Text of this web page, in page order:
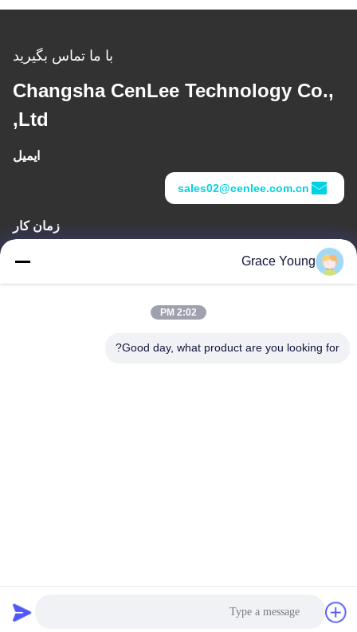
با ما تماس بگیرید
Changsha CenLee Technology Co.,
Ltd,
ایمیل
sales02@cenlee.com.cn
زمان کار
آدرس ما
سیاست حفظ حریم خصوصی
Grace Young
2:02 PM
Good day, what product are you looking for?